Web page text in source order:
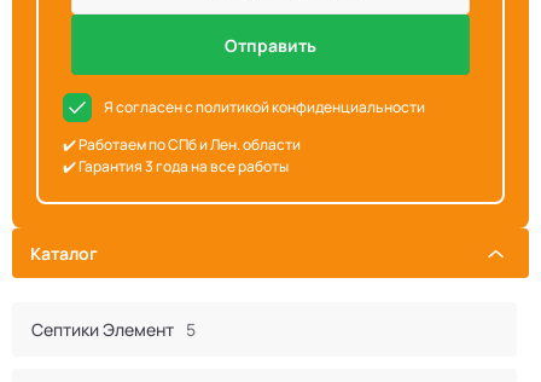
Каталог
Септики Элемент 5
Отправить
Я согласен с политикой конфиденциальности
✔️ Работаем по СПб и Лен. области
✔️ Гарантия 3 года на все работы